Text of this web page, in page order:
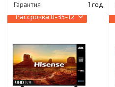
Гарантия 1 год
Рассрочка0-35-12